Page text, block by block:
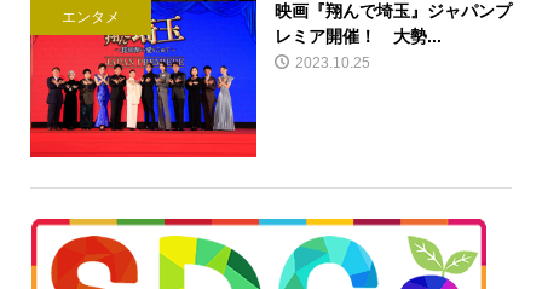
エンタメ
映画『翔んで埼玉』ジャパンプ
レミア開催！ 大勢...
2023.10.25